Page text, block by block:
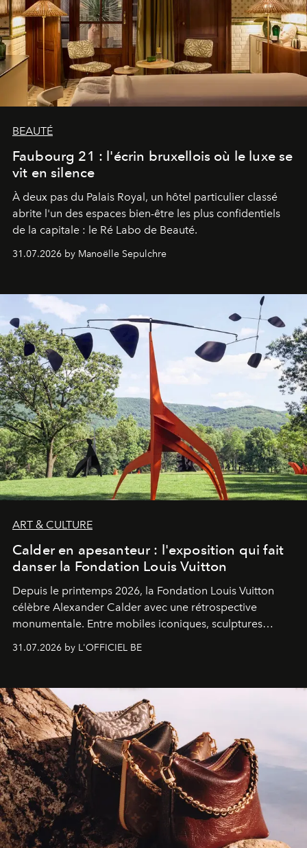
BEAUTÉ
Faubourg 21 : l'écrin bruxellois où le luxe se
vit en silence
À deux pas du Palais Royal, un hôtel particulier classé
abrite l'un des espaces bien-être les plus confidentiels
de la capitale : le Ré Labo de Beauté.
31.07.2026 by Manoëlle Sepulchre
ART & CULTURE
Calder en apesanteur : l'exposition qui fait
danser la Fondation Louis Vuitton
Depuis le printemps 2026, la Fondation Louis Vuitton
célèbre Alexander Calder avec une rétrospective
monumentale. Entre mobiles iconiques, sculptures
monumentales et poésie du mouvement, l'artiste
américain investit les espaces imaginés par Frank Gehry
sculpture.
31.07.2026 by L'OFFICIEL BE